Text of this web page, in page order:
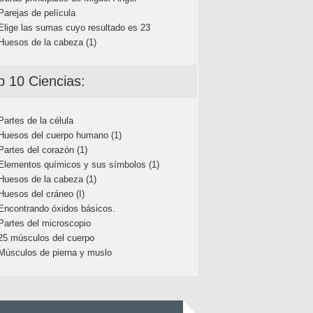
de película
las sumas cuyo resultado es 23
de la cabeza (1)
10 Ciencias:
de la célula
del cuerpo humano (1)
del corazón (1)
químicos y sus símbolos (1)
de la cabeza (1)
del cráneo (I)
óxidos básicos.
del microscopio
músculos del cuerpo
de pierna y muslo